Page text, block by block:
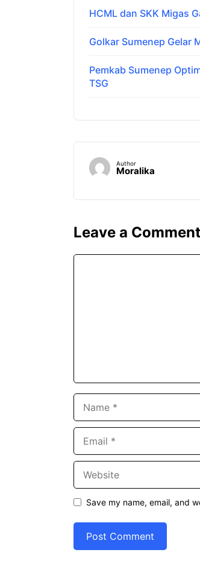
HCML dan SKK Migas
Golkar Sumenep Gelar
Pemkab Sumenep
TSG
Author
Moralika
Leave a Comment
Save my name, email, and